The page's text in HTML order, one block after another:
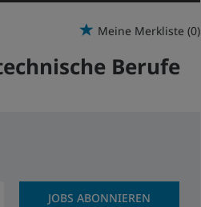
Meine Merkliste (0)
Berufe
JOBS ABONNIEREN